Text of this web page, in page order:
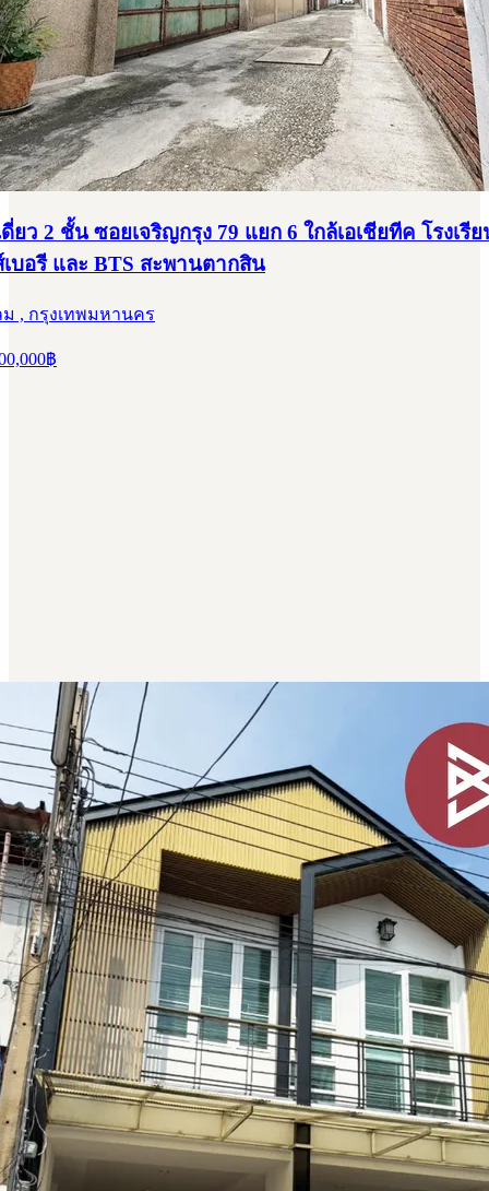
ยว 2 ชั้น ซอยเจริญกรุง 79 แยก 6 ใกล้เอเชียทีค โรงเรี
บอรี และ BTS สะพานตากสิน
, กรุงเทพมหานคร
฿